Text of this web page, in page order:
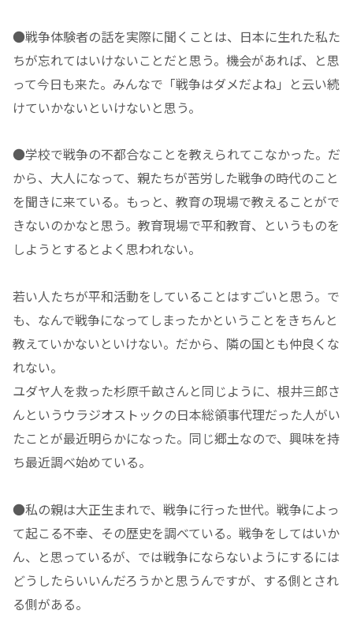
●戦争体験者の話を実際に聞くことは、日本に生れた私た
ちが忘れてはいけないことだと思う。機会があれば、と思
って今日も来た。みんなで「戦争はダメだよね」と云い続
けていかないといけないと思う。
●学校で戦争の不都合なことを教えられてこなかった。だ
から、大人になって、親たちが苦労した戦争の時代のこと
を聞きに来ている。もっと、教育の現場で教えることがで
きないのかなと思う。教育現場で平和教育、というものを
しようとするとよく思われない。
若い人たちが平和活動をしていることはすごいと思う。で
も、なんで戦争になってしまったかということをきちんと
教えていかないといけない。だから、隣の国とも仲良くな
れない。
ユダヤ人を救った杉原千畝さんと同じように、根井三郎さ
んというウラジオストックの日本総領事代理だった人がい
たことが最近明らかになった。同じ郷土なので、興味を持
ち最近調べ始めている。
●私の親は大正生まれで、戦争に行った世代。戦争によっ
て起こる不幸、その歴史を調べている。戦争をしてはいか
ん、と思っているが、では戦争にならないようにするには
どうしたらいいんだろうかと思うんですが、する側とされ
る側がある。